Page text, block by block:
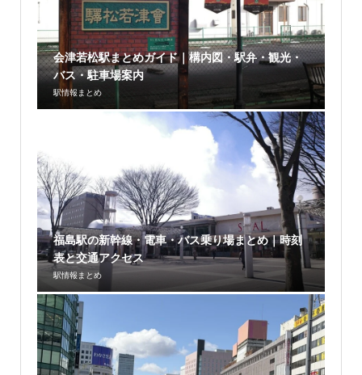
会津若松駅まとめガイド｜構内図・駅弁・観光・
バス・駐車場案内
駅情報まとめ
福島駅の新幹線・電車・バス乗り場まとめ｜時刻
表と交通アクセス
駅情報まとめ